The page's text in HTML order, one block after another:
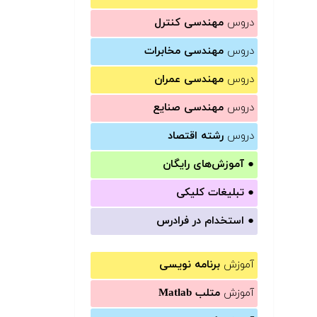
دروس مهندسی کنترل
دروس مهندسی مخابرات
دروس مهندسی عمران
دروس مهندسی صنایع
دروس رشته اقتصاد
● آموزش‌های رایگان
● تبلیغات کلیکی
● استخدام در فرادرس
آموزش برنامه نویسی
آموزش متلب Matlab